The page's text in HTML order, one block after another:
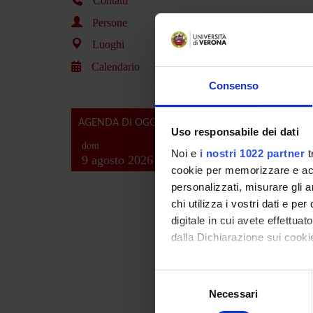
Consenso
Uso responsabile dei dati
Noi e i nostri 1022 partner
cookie per memorizzare e
personalizzati, misurare gli
chi utilizza i vostri dati e per
digitale in cui avete
dalla Dichiarazione sui
Con il tuo consenso,
raccogliere
Necessari
Persone
Luoghi
Calendario
AGENDA DI OGGI
dom
9 agosto 2026
Id